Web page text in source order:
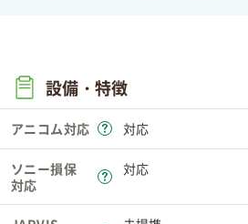
設備・特徴
アニコム対応 対応
ソニー損保
対応
対応